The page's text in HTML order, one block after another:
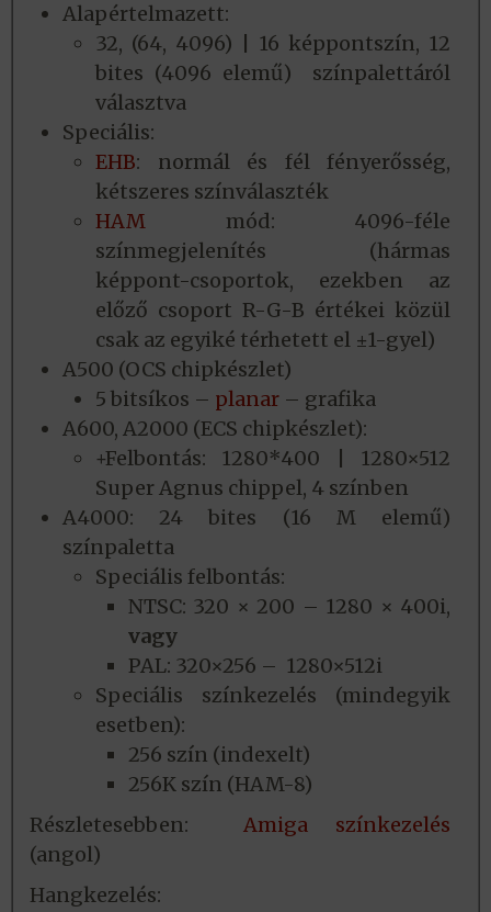
Alapértelmazett:
32, (64, 4096) | 16 képpontszín, 12
bites (4096 elemű) színpalettáról
választva
Speciális:
EHB: normál és fél fényerősség,
kétszeres színválaszték
HAM mód: 4096-féle
színmegjelenítés (hármas
képpont-csoportok, ezekben az
előző csoport R-G-B értékei közül
csak az egyiké térhetett el ±1-gyel)
A500 (OCS chipkészlet)
5 bitsíkos – planar – grafika
A600, A2000 (ECS chipkészlet):
+Felbontás: 1280*400 | 1280×512
Super Agnus chippel, 4 színben
A4000: 24 bites (16 M elemű)
színpaletta
Speciális felbontás:
NTSC: 320 × 200 – 1280 × 400i,
vagy
PAL: 320×256 – 1280×512i
Speciális színkezelés (mindegyik
esetben):
256 szín (indexelt)
256K szín (HAM-8)
Részletesebben:
Amiga színkezelés
(angol)
Hangkezelés: